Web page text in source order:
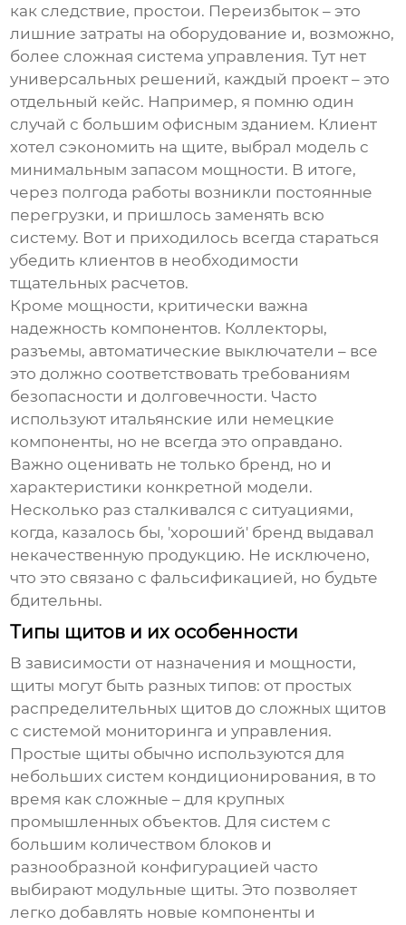
как следствие, простои. Переизбыток – это
лишние затраты на оборудование и, возможно,
более сложная система управления. Тут нет
универсальных решений, каждый проект – это
отдельный кейс. Например, я помню один
случай с большим офисным зданием. Клиент
хотел сэкономить на щите, выбрал модель с
минимальным запасом мощности. В итоге,
через полгода работы возникли постоянные
перегрузки, и пришлось заменять всю
систему. Вот и приходилось всегда стараться
убедить клиентов в необходимости
тщательных расчетов.
Кроме мощности, критически важна
надежность компонентов. Коллекторы,
разъемы, автоматические выключатели – все
это должно соответствовать требованиям
безопасности и долговечности. Часто
используют итальянские или немецкие
компоненты, но не всегда это оправдано.
Важно оценивать не только бренд, но и
характеристики конкретной модели.
Несколько раз сталкивался с ситуациями,
когда, казалось бы, 'хороший' бренд выдавал
некачественную продукцию. Не исключено,
что это связано с фальсификацией, но будьте
бдительны.
Типы щитов и их особенности
В зависимости от назначения и мощности,
щиты могут быть разных типов: от простых
распределительных щитов до сложных щитов
с системой мониторинга и управления.
Простые щиты обычно используются для
небольших систем кондиционирования, в то
время как сложные – для крупных
промышленных объектов. Для систем с
большим количеством блоков и
разнообразной конфигурацией часто
выбирают модульные щиты. Это позволяет
легко добавлять новые компоненты и